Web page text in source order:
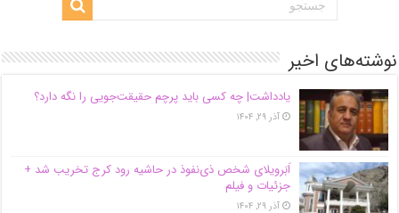
نوشته‌های اخیر
یادداشت| ‌چه کسی باید پرچم حقیقت‌جویی را نگه دارد؟
آذر ۲۹, ۱۴۰۴
اَبَر‌ویلای شخص ذی‌نفوذ در حاشیه‌ رود کرج تخریب شد +
جزئیات و فیلم
آذر ۲۹, ۱۴۰۴